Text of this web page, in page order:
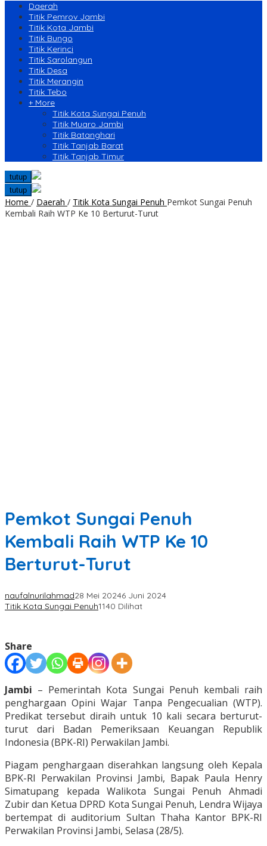
Daerah
Titik Pemrov Jambi
Titik Kota Jambi
Titik Bungo
Titik Kerinci
Titik Sarolangun
Titik Desa
Titik Merangin
Titik Tebo
+ More
Titik Kota Sungai Penuh
Titik Muaro Jambi
Titik Batanghari
Titik Tanjab Barat
Titik Tanjab Timur
tutup
tutup
Home / Daerah / Titik Kota Sungai Penuh Pemkot Sungai Penuh
Kembali Raih WTP Ke 10 Berturut-Turut
Pemkot Sungai Penuh
Kembali Raih WTP Ke 10
Berturut-Turut
naufalnurilahmad28 Mei 20246 Juni 2024
Titik Kota Sungai Penuh1140 Dilihat
Share
Jambi – Pemerintah Kota Sungai Penuh kembali raih
penghargaan Opini Wajar Tanpa Pengecualian (WTP).
Predikat tersebut diraih untuk 10 kali secara berturut-
turut dari Badan Pemeriksaan Keuangan Republik
Indonesia (BPK-RI) Perwakilan Jambi.
Piagam penghargaan diserahkan langsung oleh Kepala
BPK-RI Perwakilan Provinsi Jambi, Bapak Paula Henry
Simatupang kepada Walikota Sungai Penuh Ahmadi
Zubir dan Ketua DPRD Kota Sungai Penuh, Lendra Wijaya
bertempat di auditorium Sultan Thaha Kantor BPK-RI
Perwakilan Provinsi Jambi, Selasa (28/5).